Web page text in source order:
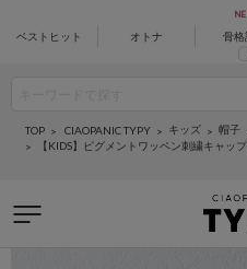
ベストヒット オトナ 骨格
TOP CIAOPANIC TYPY キッズ 帽子
【KIDS】ピグメントワッペン刺繍キャ